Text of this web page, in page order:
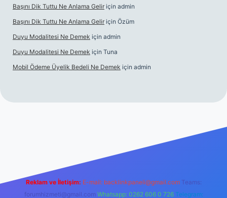
Başını Dik Tuttu Ne Anlama Gelir için admin
Başını Dik Tuttu Ne Anlama Gelir için Özüm
Duyu Modalitesi Ne Demek için admin
Duyu Modalitesi Ne Demek için Tuna
Mobil Ödeme Üyelik Bedeli Ne Demek için admin
Reklam ve İletişim: E-mail: backlinkpaneli@gmail.com Teams:
forumhizmeti@gmail.com Whatsapp: 0262 606 0 726 Telegram: